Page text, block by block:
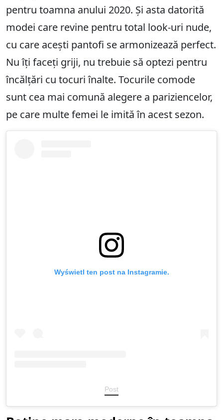
pentru toamna anului 2020. Și asta datorită
modei care revine pentru total look-uri nude,
cu care acești pantofi se armonizează perfect.
Nu îți faceți griji, nu trebuie să optezi pentru
încălțări cu tocuri înalte. Tocurile comode
sunt cea mai comună alegere a pariziencelor,
pe care multe femei le imită în acest sezon.
Wyświetl ten post na Instagramie.
Post